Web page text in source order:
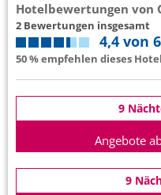
Hotelbewertungen von
2 Bewertungen insgesamt
4,4 von 6
50 % empfehlen dieses Hotel
9
Angebote
9